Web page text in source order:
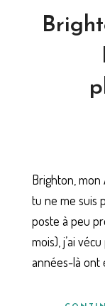
Brighton,
tu ne me suis
poste à peu
mois), j’ai
années-là ont